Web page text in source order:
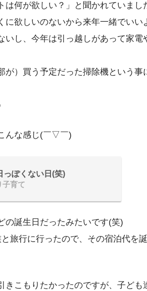
は何が欲しい？」と聞かれていまし
に欲しいのないから来年一緒でいい
いし、今年は引っ越しがあって家
が）買う予定だった掃除機という事
んな感じ(￣▽￣)
っぽくない日(笑)
子育て
の誕生日だったみたいです(笑)
と旅行に行ったので、その宿泊代を
きこもりたかったのですが、子ど